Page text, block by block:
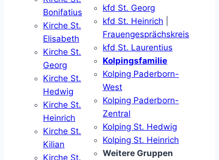
Bonifatius
Kirche St.
Elisabeth
Kirche St.
Georg
Kirche St.
Hedwig
Kirche St.
Heinrich
Kirche St.
Kilian
Kirche St.
kfd St. Georg
kfd St. Heinrich
Frauengesprächskreis
kfd St. Laurentius
Kolpingsfamilie
Kolping Paderborn-
West
Kolping Paderborn-
Zentral
Kolping St. Hedwig
Kolping St. Heinrich
Weitere Gruppen